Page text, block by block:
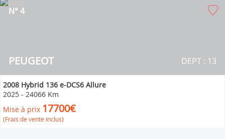
PEUGEOT
N° 4
DEPT : 13
2008 Hybrid 136 e-DCS6 Allure
2025 - 24066 Km
Mise à prix 17700€
(Frais de vente inclus)